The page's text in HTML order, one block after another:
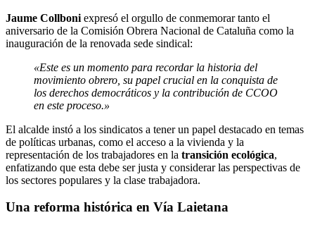
Jaume Collboni expresó el orgullo de conmemorar tanto el
aniversario de la Comisión Obrera Nacional de Cataluña como la
inauguración de la renovada sede sindical:
«Este es un momento para recordar la historia del
movimiento obrero, su papel crucial en la conquista de
los derechos democráticos y la contribución de CCOO
en este proceso.»
El alcalde instó a los sindicatos a tener un papel destacado en temas
de políticas urbanas, como el acceso a la vivienda y la
representación de los trabajadores en la transición ecológica,
enfatizando que esta debe ser justa y considerar las perspectivas de
los sectores populares y la clase trabajadora.
Una reforma histórica en Vía Laietana